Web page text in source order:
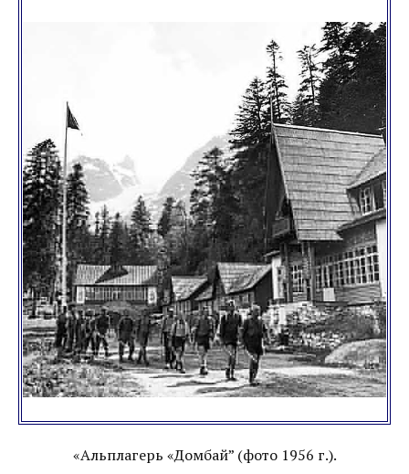
«Альплагерь «Домбай” (фото 1956 г.).